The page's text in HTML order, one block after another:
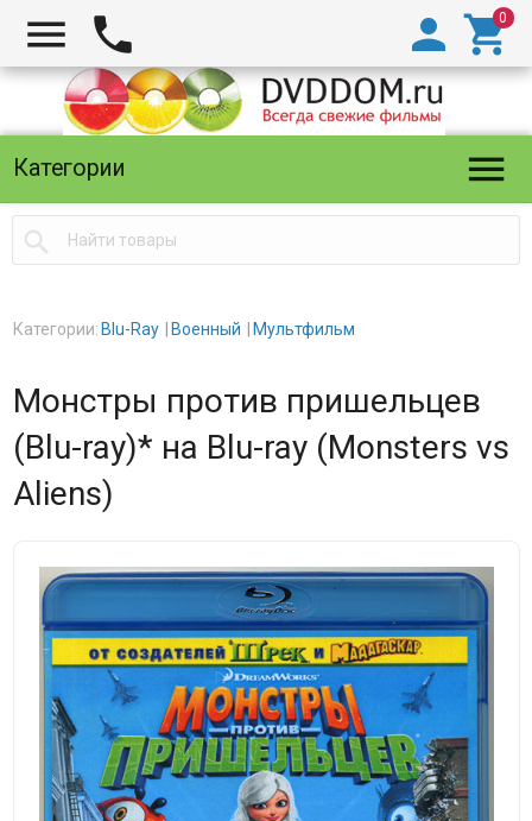
  

Категории 

Категории: Blu-Ray Военный Мультфильм
Монстры против пришельцев
(Blu-ray)* на Blu-ray (Monsters vs
Aliens)